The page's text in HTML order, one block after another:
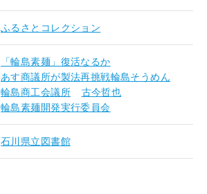
ふるさとコレクション
「輪島素麺」復活なるか
あす商議所が製法再挑戦輪島そうめん
輪島商工会議所
古今哲也
輪島素麺開発実行委員会
石川県立図書館